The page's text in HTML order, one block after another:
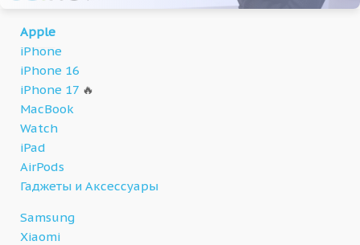
Apple
iPhone
iPhone 16
iPhone 17 🔥
MacBook
Watch
iPad
AirPods
Гаджеты и Аксессуары
Samsung
Xiaomi